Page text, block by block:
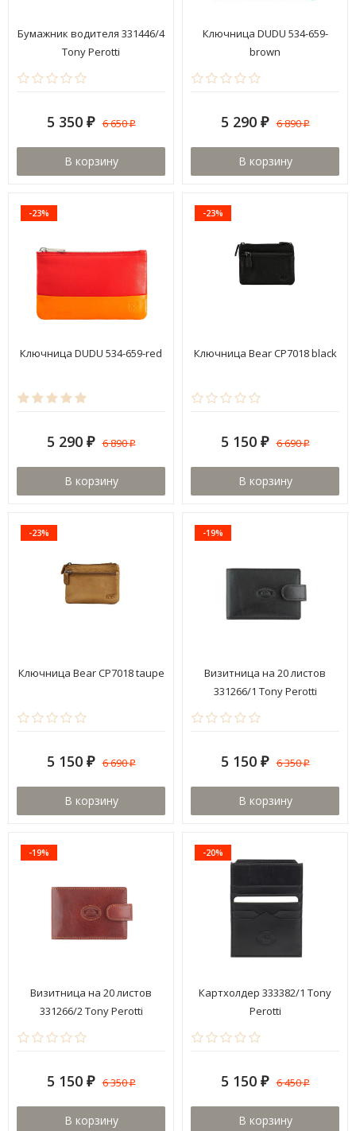
Бумажник водителя 331446/4
Tony Perotti
5 350 ₽ 6 650₽
В корзину
Ключница DUDU 534-659-
brown
5 290 ₽ 6 890₽
В корзину
-23%
Ключница DUDU 534-659-red
5 290 ₽ 6 890₽
В корзину
-23%
Ключница Bear CP7018 black
5 150 ₽ 6 690₽
В корзину
-23%
Ключница Bear CP7018 taupe
5 150 ₽ 6 690₽
В корзину
-19%
Визитница на 20 листов
331266/1 Tony Perotti
5 150 ₽ 6 350₽
В корзину
-19%
Визитница на 20 листов
331266/2 Tony Perotti
5 150 ₽ 6 350₽
В корзину
-20%
Картхолдер 333382/1 Tony
Perotti
5 150 ₽ 6 450₽
В корзину